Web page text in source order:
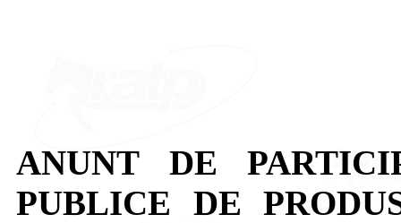
ANUNT DE
PUBLICE DE